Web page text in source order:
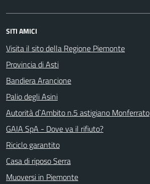
SITI AMICI
Visita il sito della Regione Piemonte
Provincia di Asti
Bandiera Arancione
Palio degli Asini
Autorità d`Ambito n.5 astigiano Monferrato
GAIA SpA - Dove va il rifiuto?
Riciclo garantito
Casa di riposo Serra
Muoversi in Piemonte